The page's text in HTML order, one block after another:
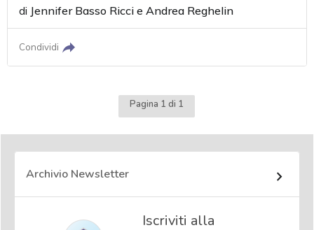
di Jennifer Basso Ricci eAndrea Reghelin
Condividi
Pagina 1 di 1
Archivio Newsletter
Iscriviti alla